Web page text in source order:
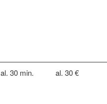
al. 30 min. al. 30 €